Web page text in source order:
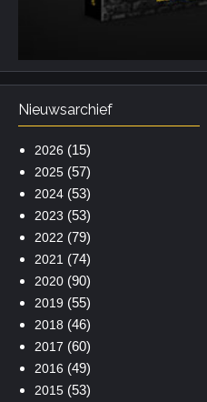
Nieuwsarchief
2026 (15)
2025(57)
2024(53)
2023 (53)
2022 (79)
2021 (74)
2020(90)
2019 (55)
2018 (46)
2017 (60)
2016 (49)
2015(53)